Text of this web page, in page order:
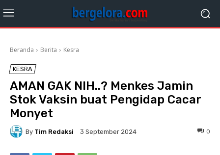
Beranda Berita Kesra
KESRA
AMAN GAK NIH..? Menkes Jamin
Stok Vaksin buat Pengidap Cacar
Monyet
By Tim Redaksi 3 September 2024 0